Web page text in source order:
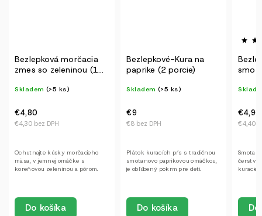
Bezlepková morčacia
zmes so zeleninou (1
Skladem (>5 ks)
€4,30 bez DPH
€4,80
Do košíka
Ochutnajte kúsky morčacieho
mäsa, v jemnej omáčke s
koreňovou zeleninou a pórom.
Bezlepkové-Kura na
paprike (2 porcie)
Skladem (>5 ks)
€8 bez DPH
€9
Do košíka
Plátok kuracích pŕs s tradičnou
smotanovo paprikovou omáčkou,
je obľúbený pokrm pre deti.
€4,40
€4,90
čerstvej